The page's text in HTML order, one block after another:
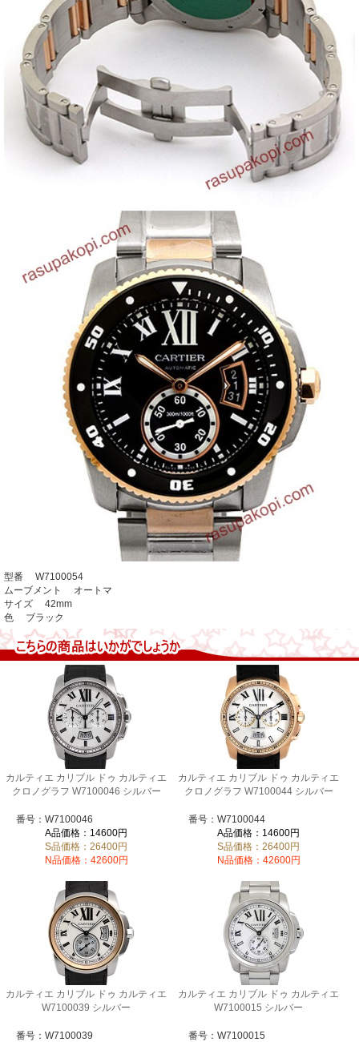
型番 W7100054
ムーブメント オートマ
サイズ 42mm
色 ブラック
カルティエ カリブル ドゥ カルティエ
クロノグラフ W7100046 シルバー
番号：W7100046
A品価格：14600円
S品価格：26400円
N品価格：42600円
カルティエ カリブル ドゥ カルティエ
クロノグラフ W7100044 シルバー
番号：W7100044
A品価格：14600円
S品価格：26400円
N品価格：42600円
カルティエ カリブル ドゥ カルティエ
W7100039 シルバー
番号：W7100039
カルティエ カリブル ドゥ カルティエ
W7100015 シルバー
番号：W7100015